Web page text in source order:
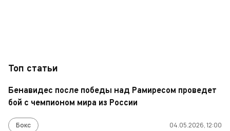
Топ статьи
Бенавидес после победы над Рамиресом проведет
бой с чемпионом мира из России
Бокс 04.05.2026, 12:00